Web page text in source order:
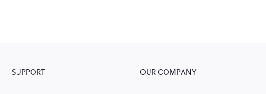
SUPPORT OUR COMPANY